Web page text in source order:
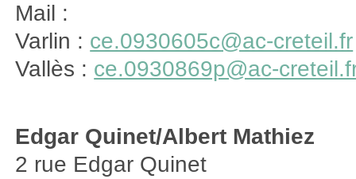
Mail :
Varlin : ce.0930605c@ac-creteil.fr
Vallès : ce.0930869p@ac-
Edgar Quinet/Albert Mathiez
2 rue Edgar Quinet